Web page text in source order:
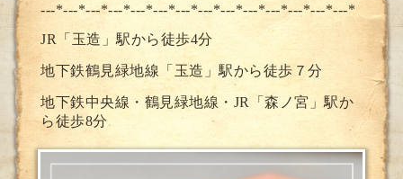
---*---*---*---*---*---*---*---*---*---*---*---*---*---*
JR「玉造」駅から徒歩4分
地下鉄鶴見緑地線「玉造」駅から徒歩７分
地下鉄中央線・鶴見緑地線・JR「森ノ宮」駅か
ら徒歩8分